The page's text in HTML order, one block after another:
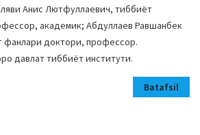
Анис Лютфуллаевич, тиббиёт
академик; Абдуллаев Равшанбек
фанлари доктори, профессор.
давлат тиббиёт институти.
Batafsil